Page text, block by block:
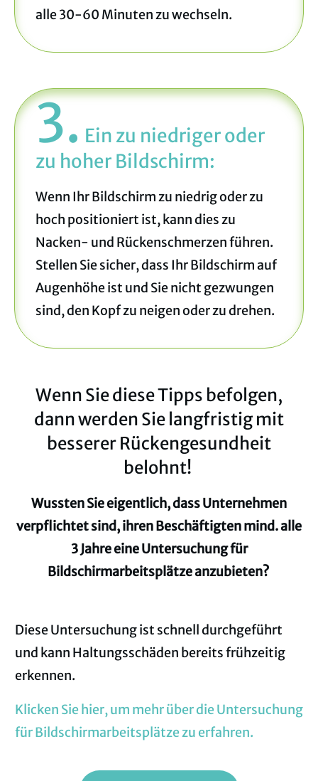
alle 30-60 Minuten zu wechseln.
3. Ein zu niedriger oder
zu hoher Bildschirm:
Wenn Ihr Bildschirm zu niedrig oder zu
hoch positioniert ist, kann dies zu
Nacken- und Rückenschmerzen führen.
Stellen Sie sicher, dass Ihr Bildschirm auf
Augenhöhe ist und Sie nicht gezwungen
sind, den Kopf zu neigen oder zu drehen.
Wenn Sie diese Tipps befolgen,
dann werden Sie langfristig mit
besserer Rückengesundheit
belohnt!
Wussten Sie eigentlich, dass Unternehmen
verpflichtet sind, ihren Beschäftigten mind. alle
3 Jahre eine Untersuchung für
Bildschirmarbeitsplätze anzubieten?
Diese Untersuchung ist schnell durchgeführt
und kann Haltungsschäden bereits frühzeitig
erkennen.
Klicken Sie hier, um mehr über die Untersuchung
für Bildschirmarbeitsplätze zu erfahren.